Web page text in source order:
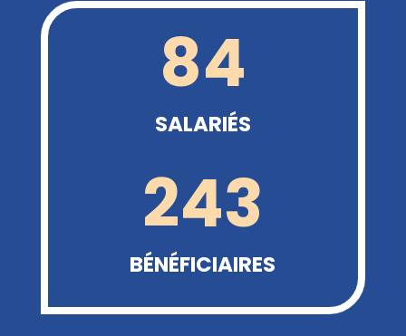
84
SALARIÉS
243
BÉNÉFICIAIRES